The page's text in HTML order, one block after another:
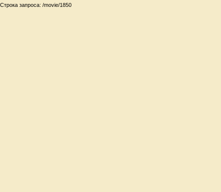
Строка запроса: /movie/1850